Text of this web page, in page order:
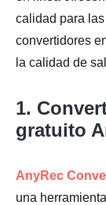
calidad para
convertidores
la calidad de
1.
gratuito
AnyRec
una